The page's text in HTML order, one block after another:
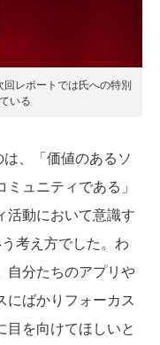
レポートでは氏への特別
いる
、「価値のあるソ
ュニティである」
活動において意識す
考え方でした。わ
自分たちのアプリや
にばかりフォーカス
目を向けてほしいと